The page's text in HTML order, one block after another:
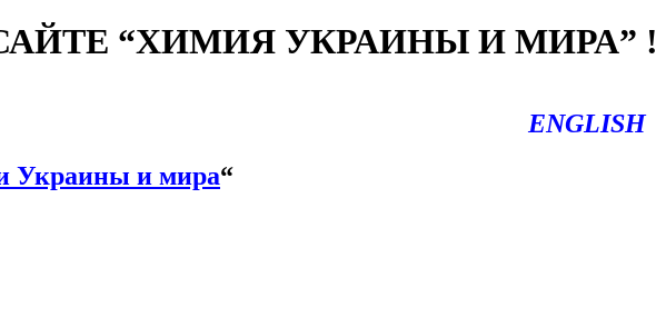
“ХИМИЯ УКРАИНЫ И МИРА” !
ENGLISH
Украины и мира“